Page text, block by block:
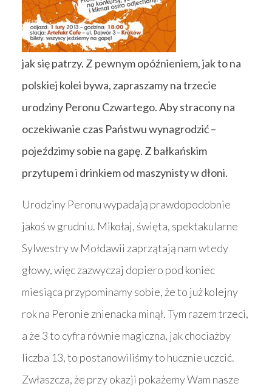
jak się patrzy. Z pewnym opóźnieniem, jak to na
polskiej kolei bywa, zapraszamy na trzecie
urodziny Peronu Czwartego. Aby stracony na
oczekiwanie czas Państwu wynagrodzić –
pojeździmy sobie na gapę. Z bałkańskim
przytupem i drinkiem od maszynisty w dłoni.
Urodziny Peronu wypadają prawdopodobnie
jakoś w grudniu. Mikołaj, święta, spektakularne
Sylwestry w Mołdawii zaprzątają nam wtedy
głowy, więc zazwyczaj dopiero pod koniec
miesiąca przypominamy sobie, że to już kolejny
rok na Peronie znienacka minął. Tym razem trzeci,
a że 3 to cyfra równie magiczna, jak chociażby
liczba 13, to postanowiliśmy to hucznie uczcić.
Zwłaszcza, że przy okazji pokażemy Wam nasze